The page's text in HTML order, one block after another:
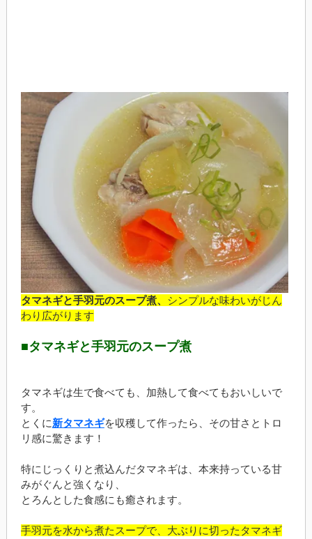
タマネギと手羽元のスープ煮、 シンプルな味わいがじん
わり広がります
■タマネギと手羽元のスープ煮
タマネギは生で食べても、加熱して食べてもおいしいで
す。
とくに新タマネギを収穫して作ったら、その甘さとトロ
リ感に驚きます！
特にじっくりと煮込んだタマネギは、本来持っている甘
みがぐんと強くなり、
とろんとした食感にも癒されます。
手羽元を水から煮たスープで、大ぶりに切ったタマネギ